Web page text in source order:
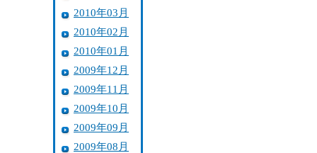
2010年03月
2010年02月
2010年01月
2009年12月
2009年11月
2009年10月
2009年09月
2009年08月